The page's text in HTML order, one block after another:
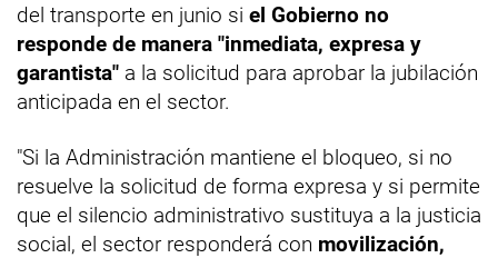
del transporte en junio si el Gobierno no
responde de manera "inmediata, expresa y
garantista" a la solicitud para aprobar la jubilación
anticipada en el sector.
"Si la Administración mantiene el bloqueo, si no
resuelve la solicitud de forma expresa y si permite
que el silencio administrativo sustituya a la justicia
social, el sector responderá con movilización,